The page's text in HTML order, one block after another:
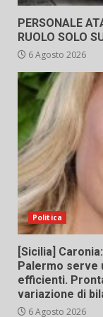
PERSONALE
RUOLO SOLO
6 Agosto 2026
Politica
[Sicilia]
Palermo serve
efficienti.
variazione di
6 Agosto 2026